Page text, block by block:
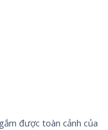
được toàn cảnh của